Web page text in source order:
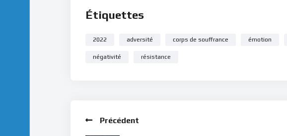
Étiquettes
2022 adversité corps de souffrance émotion
négativité résistance
Précédent